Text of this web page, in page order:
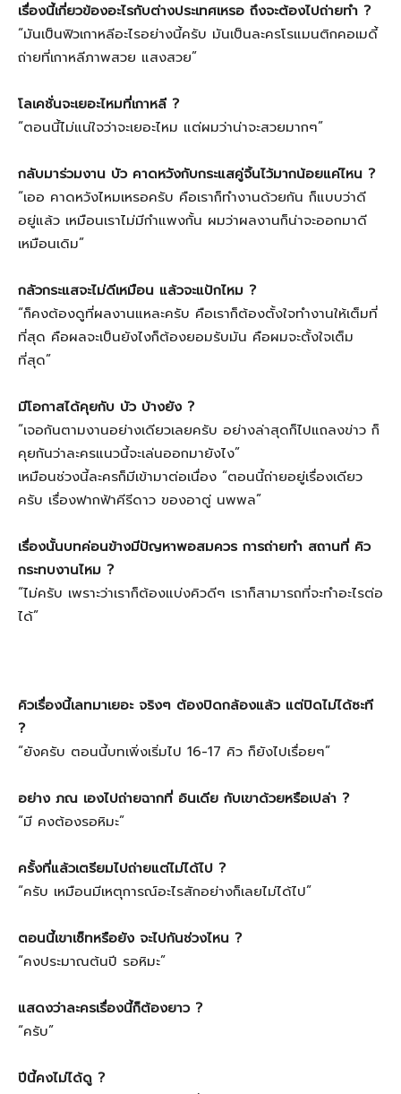
เรื่องนี้เกี่ยวข้องอะไรกับต่างประเทศเหรอ ถึงจะต้องไปถ่ายทำ ?
“มันเป็นฟิวเกาหลีอะไรอย่างนี้ครับ มันเป็นละครโรแมนติกคอเมดี้
ถ่ายที่เกาหลีภาพสวย แสงสวย”
โลเคชั่นจะเยอะไหมที่เกาหลี ?
“ตอนนี้ไม่แน่ใจว่าจะเยอะไหม แต่ผมว่าน่าจะสวยมากๆ”
กลับมาร่วมงาน บัว คาดหวังกับกระแสคู่จิ้นไว้มากน้อยแค่ไหน ?
“เออ คาดหวังไหมเหรอครับ คือเราก็ทำงานด้วยกัน ก็แบบว่าดี
อยู่แล้ว เหมือนเราไม่มีกำแพงกั้น ผมว่าผลงานก็น่าจะออกมาดี
เหมือนเดิม”
กลัวกระแสจะไม่ดีเหมือน แล้วจะแป้กไหม ?
“ก็คงต้องดูที่ผลงานแหละครับ คือเราก็ต้องตั้งใจทำงานให้เต็มที่
ที่สุด คือผลจะเป็นยังไงก็ต้องยอมรับมัน คือผมจะตั้งใจเต็ม
ที่สุด”
มีโอกาสได้คุยกับ บัว บ้างยัง ?
“เจอกันตามงานอย่างเดียวเลยครับ อย่างล่าสุดก็ไปแถลงข่าว ก็
คุยกันว่าละครแนวนี้จะเล่นออกมายังไง”
เหมือนช่วงนี้ละครก็มีเข้ามาต่อเนื่อง “ตอนนี้ถ่ายอยู่เรื่องเดียว
ครับ เรื่องฟากฟ้าคีรีดาว ของอาตู่ นพพล”
เรื่องนั้นบทค่อนข้างมีปัญหาพอสมควร การถ่ายทำ สถานที่ คิว
กระทบงานไหม ?
“ไม่ครับ เพราะว่าเราก็ต้องแบ่งคิวดีๆ เราก็สามารถที่จะทำอะไรต่อ
ได้”
คิวเรื่องนี้เลทมาเยอะ จริงๆ ต้องปิดกล้องแล้ว แต่ปิดไม่ได้ซะที
?
“ยังครับ ตอนนี้บทเพิ่งเริ่มไป 16-17 คิว ก็ยังไปเรื่อยๆ”
อย่าง ภณ เองไปถ่ายฉากที่ อินเดีย กับเขาด้วยหรือเปล่า ?
“มี คงต้องรอหิมะ”
ครั้งที่แล้วเตรียมไปถ่ายแต่ไม่ได้ไป ?
“ครับ เหมือนมีเหตุการณ์อะไรสักอย่างก็เลยไม่ได้ไป”
ตอนนี้เขาเซ็ทหรือยัง จะไปกันช่วงไหน ?
“คงประมาณต้นปี รอหิมะ”
แสดงว่าละครเรื่องนี้ก็ต้องยาว ?
“ครับ”
ปีนี้คงไม่ได้ดู ?